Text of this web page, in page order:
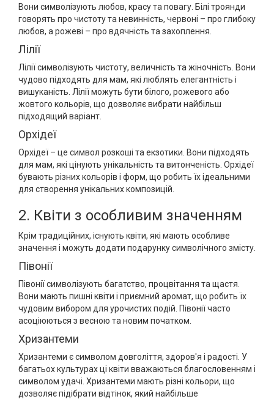
Вони символізують любов, красу та повагу. Білі троянди
говорять про чистоту та невинність, червоні – про глибоку
любов, а рожеві – про вдячність та захоплення.
Лілії
Лілії символізують чистоту, величність та жіночність. Вони
чудово підходять для мам, які люблять елегантність і
вишуканість. Лілії можуть бути білого, рожевого або
жовтого кольорів, що дозволяє вибрати найбільш
підходящий варіант.
Орхідеї
Орхідеї – це символ розкоші та екзотики. Вони підходять
для мам, які цінують унікальність та витонченість. Орхідеї
бувають різних кольорів і форм, що робить їх ідеальними
для створення унікальних композицій.
2. Квіти з особливим значенням
Крім традиційних, існують квіти, які мають особливе
значення і можуть додати подарунку символічного змісту.
Півонії
Півонії символізують багатство, процвітання та щастя.
Вони мають пишні квіти і приємний аромат, що робить їх
чудовим вибором для урочистих подій. Півонії часто
асоціюються з весною та новим початком.
Хризантеми
Хризантеми є символом довголіття, здоров'я і радості. У
багатьох культурах ці квіти вважаються благословенням і
символом удачі. Хризантеми мають різні кольори, що
дозволяє підібрати відтінок, який найбільше